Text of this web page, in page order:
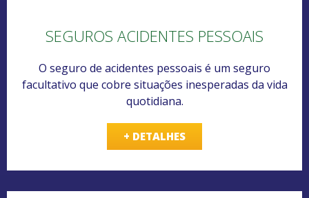
SEGUROS ACIDENTES PESSOAIS
O seguro de acidentes pessoais é um seguro
facultativo que cobre situações inesperadas da vida
quotidiana.
+ DETALHES